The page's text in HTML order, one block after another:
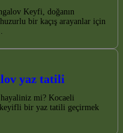
Keyfi, doğanın
bir kaçış arayanlar için
yaz tatili
mi? Kocaeli
keyifli bir yaz tatili geçirmek